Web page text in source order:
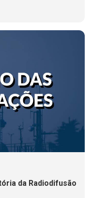
da Radiodifusão